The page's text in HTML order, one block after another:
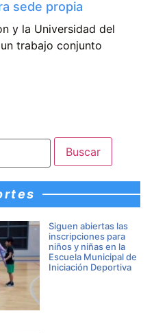
sede propia
y la Universidad del
trabajo conjunto
Siguen abiertas las
inscripciones para
niños y niñas en la
Escuela Municipal de
Iniciación Deportiva